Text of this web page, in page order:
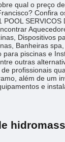
qual o preço
Confira
SERVICOS
Dispositivos
Banheiras
para piscinas e
outras
profissionais
além de um
e